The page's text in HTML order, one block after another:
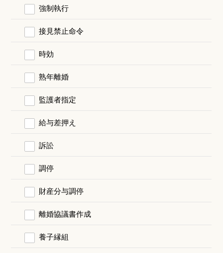
強制執行
接見禁止命令
時効
熟年離婚
監護者指定
給与差押え
訴訟
調停
財産分与調停
離婚協議書作成
養子縁組